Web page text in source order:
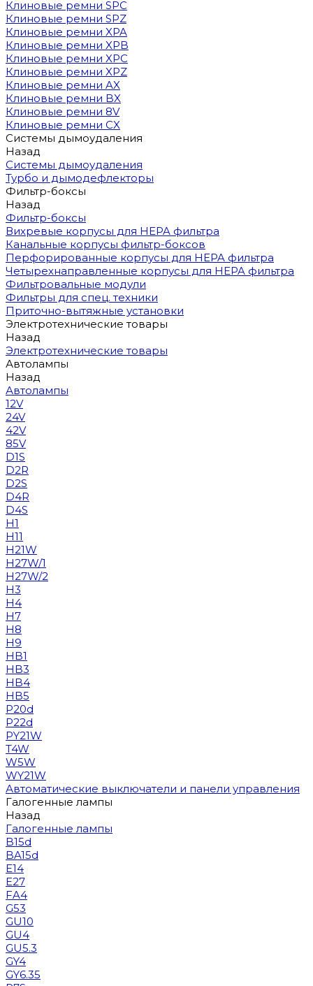
Клиновые ремни SPC
Клиновые ремни SPZ
Клиновые ремни XPA
Клиновые ремни XPB
Клиновые ремни XPC
Клиновые ремни XPZ
Клиновые ремни AX
Клиновые ремни BX
Клиновые ремни 8V
Клиновые ремни CX
Системы дымоудаления
Назад
Системы дымоудаления
Турбо и дымодефлекторы
Фильтр-боксы
Назад
Фильтр-боксы
Вихревые корпусы для HEPA фильтра
Канальные корпусы фильтр-боксов
Перфорированные корпусы для HEPA фильтра
Четырехнаправленные корпусы для HEPA фильтра
Фильтровальные модули
Фильтры для спец. техники
Приточно-вытяжные установки
Электротехнические товары
Назад
Электротехнические товары
Автолампы
Назад
Автолампы
12V
24V
42V
85V
D1S
D2R
D2S
D4R
D4S
H1
H11
H21W
H27W/1
H27W/2
H3
H4
H7
H8
H9
HB1
HB3
HB4
HB5
P20d
P22d
PY21W
T4W
W5W
WY21W
Автоматические выключатели и панели управления
Галогенные лампы
Назад
Галогенные лампы
B15d
BA15d
E14
E27
FA4
G53
GU10
GU4
GU5.3
GY4
GY6.35